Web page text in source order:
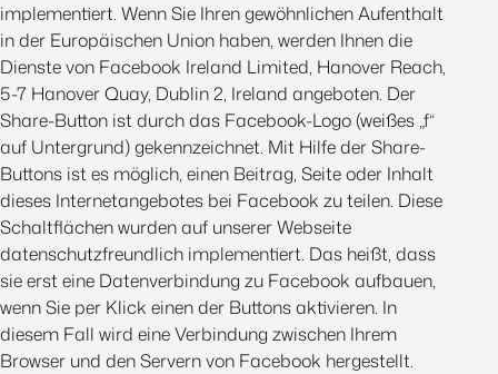
implementiert. Wenn Sie Ihren gewöhnlichen Aufenthalt
in der Europäischen Union haben, werden Ihnen die
Dienste von Facebook Ireland Limited, Hanover Reach,
5-7 Hanover Quay, Dublin 2, Ireland angeboten. Der
Share-Button ist durch das Facebook-Logo (weißes „f“
auf Untergrund) gekennzeichnet. Mit Hilfe der Share-
Buttons ist es möglich, einen Beitrag, Seite oder Inhalt
dieses Internetangebotes bei Facebook zu teilen. Diese
Schaltflächen wurden auf unserer Webseite
datenschutzfreundlich implementiert. Das heißt, dass
sie erst eine Datenverbindung zu Facebook aufbauen,
wenn Sie per Klick einen der Buttons aktivieren. In
diesem Fall wird eine Verbindung zwischen Ihrem
Browser und den Servern von Facebook hergestellt.